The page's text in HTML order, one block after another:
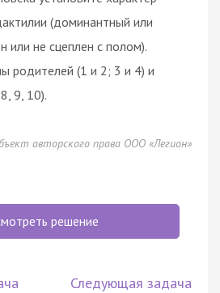
(доминантный или
или не сцеплен с полом).
родителей (1 и 2; 3 и 4) и
9, 10).
авторского права ООО «Легион»
решение
Следующая задача